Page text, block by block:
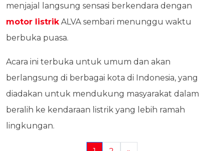
menjajal langsung sensasi berkendara dengan
motor listrik ALVA sembari menunggu waktu
berbuka puasa.
Acara ini terbuka untuk umum dan akan
berlangsung di berbagai kota di Indonesia, yang
diadakan untuk mendukung masyarakat dalam
beralih ke kendaraan listrik yang lebih ramah
lingkungan.